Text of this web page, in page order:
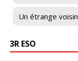
Un étrange voisin
3R ESO